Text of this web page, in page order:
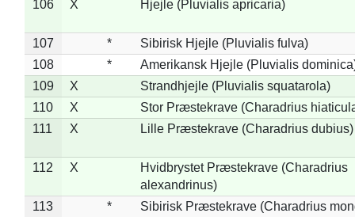
106
X Hjejle (Pluvialis apricaria)
107 *
Sibirisk Hjejle (Pluvialis fulva)
108
*
Amerikansk Hjejle (Pluvialis
109
X
Strandhjejle (Pluvialis squatarola)
110
X
Stor Præstekrave (Charadrius
111
X Lille Præstekrave (Charadrius dubius)
112 X
Hvidbrystet Præstekrave (Charadrius
alexandrinus)
113
*
Sibirisk Præstekrave (Charadrius